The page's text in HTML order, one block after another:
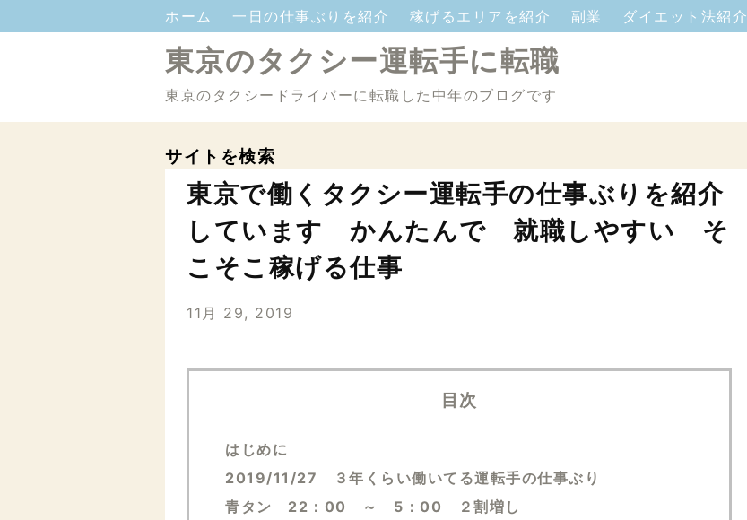
ホーム 一日の仕事ぶりを紹介 稼げるエリアを紹介 副業 ダイエット法紹介
東京のタクシー運転手に転職
東京のタクシードライバーに転職した中年のブログです
サイトを検索
東京で働くタクシー運転手の仕事ぶりを紹介
しています かんたんで 就職しやすい そ
こそこ稼げる仕事
11月 29, 2019
目次
はじめに
2019/11/27 ３年くらい働いてる運転手の仕事ぶり
青タン 22：00 ～ 5：00 ２割増し